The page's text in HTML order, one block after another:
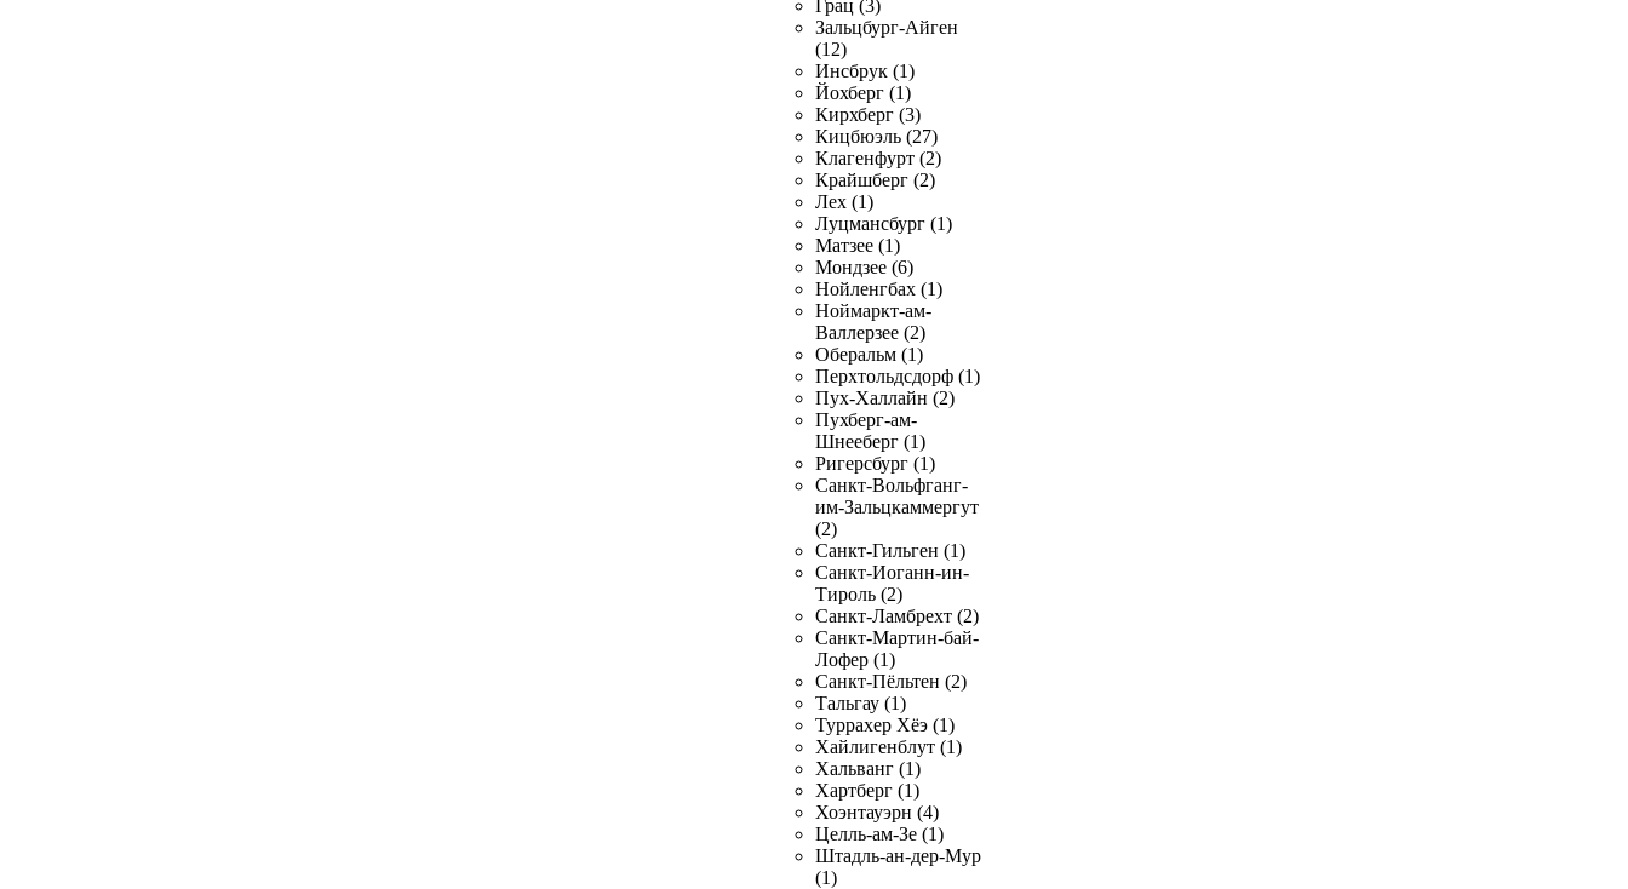
Грац (3)
Зальцбург-Айген
(12)
Инсбрук (1)
Йохберг (1)
Кирхберг (3)
Кицбюэль (27)
Клагенфурт (2)
Крайшберг (2)
Лех (1)
Луцмансбург (1)
Матзее (1)
Мондзее (6)
Нойленгбах (1)
Ноймаркт-ам-
Валлерзее (2)
Оберальм (1)
Перхтольдсдорф (1)
Пух-Халлайн (2)
Пухберг-ам-
Шнееберг (1)
Ригерсбург (1)
Санкт-Вольфганг-
им-Зальцкаммергут
(2)
Санкт-Гильген (1)
Санкт-Иоганн-ин-
Тироль (2)
Санкт-Ламбрехт (2)
Санкт-Мартин-бай-
Лофер (1)
Санкт-Пёльтен (2)
Тальгау (1)
Туррахер Хёэ (1)
Хайлигенблут (1)
Хальванг (1)
Хартберг (1)
Хоэнтауэрн (4)
Целль-ам-Зе (1)
Штадль-ан-дер-Мур
(1)